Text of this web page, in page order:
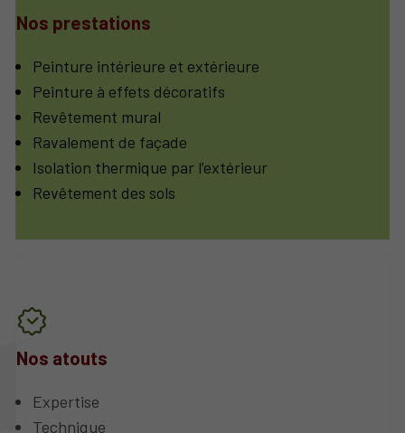
Nos prestations
Peinture intérieure et extérieure
Peinture à effets décoratifs
Revêtement mural
Ravalement de façade
Isolation thermique par l’extérieur
Revêtement des sols
Nos atouts
Expertise
Technique